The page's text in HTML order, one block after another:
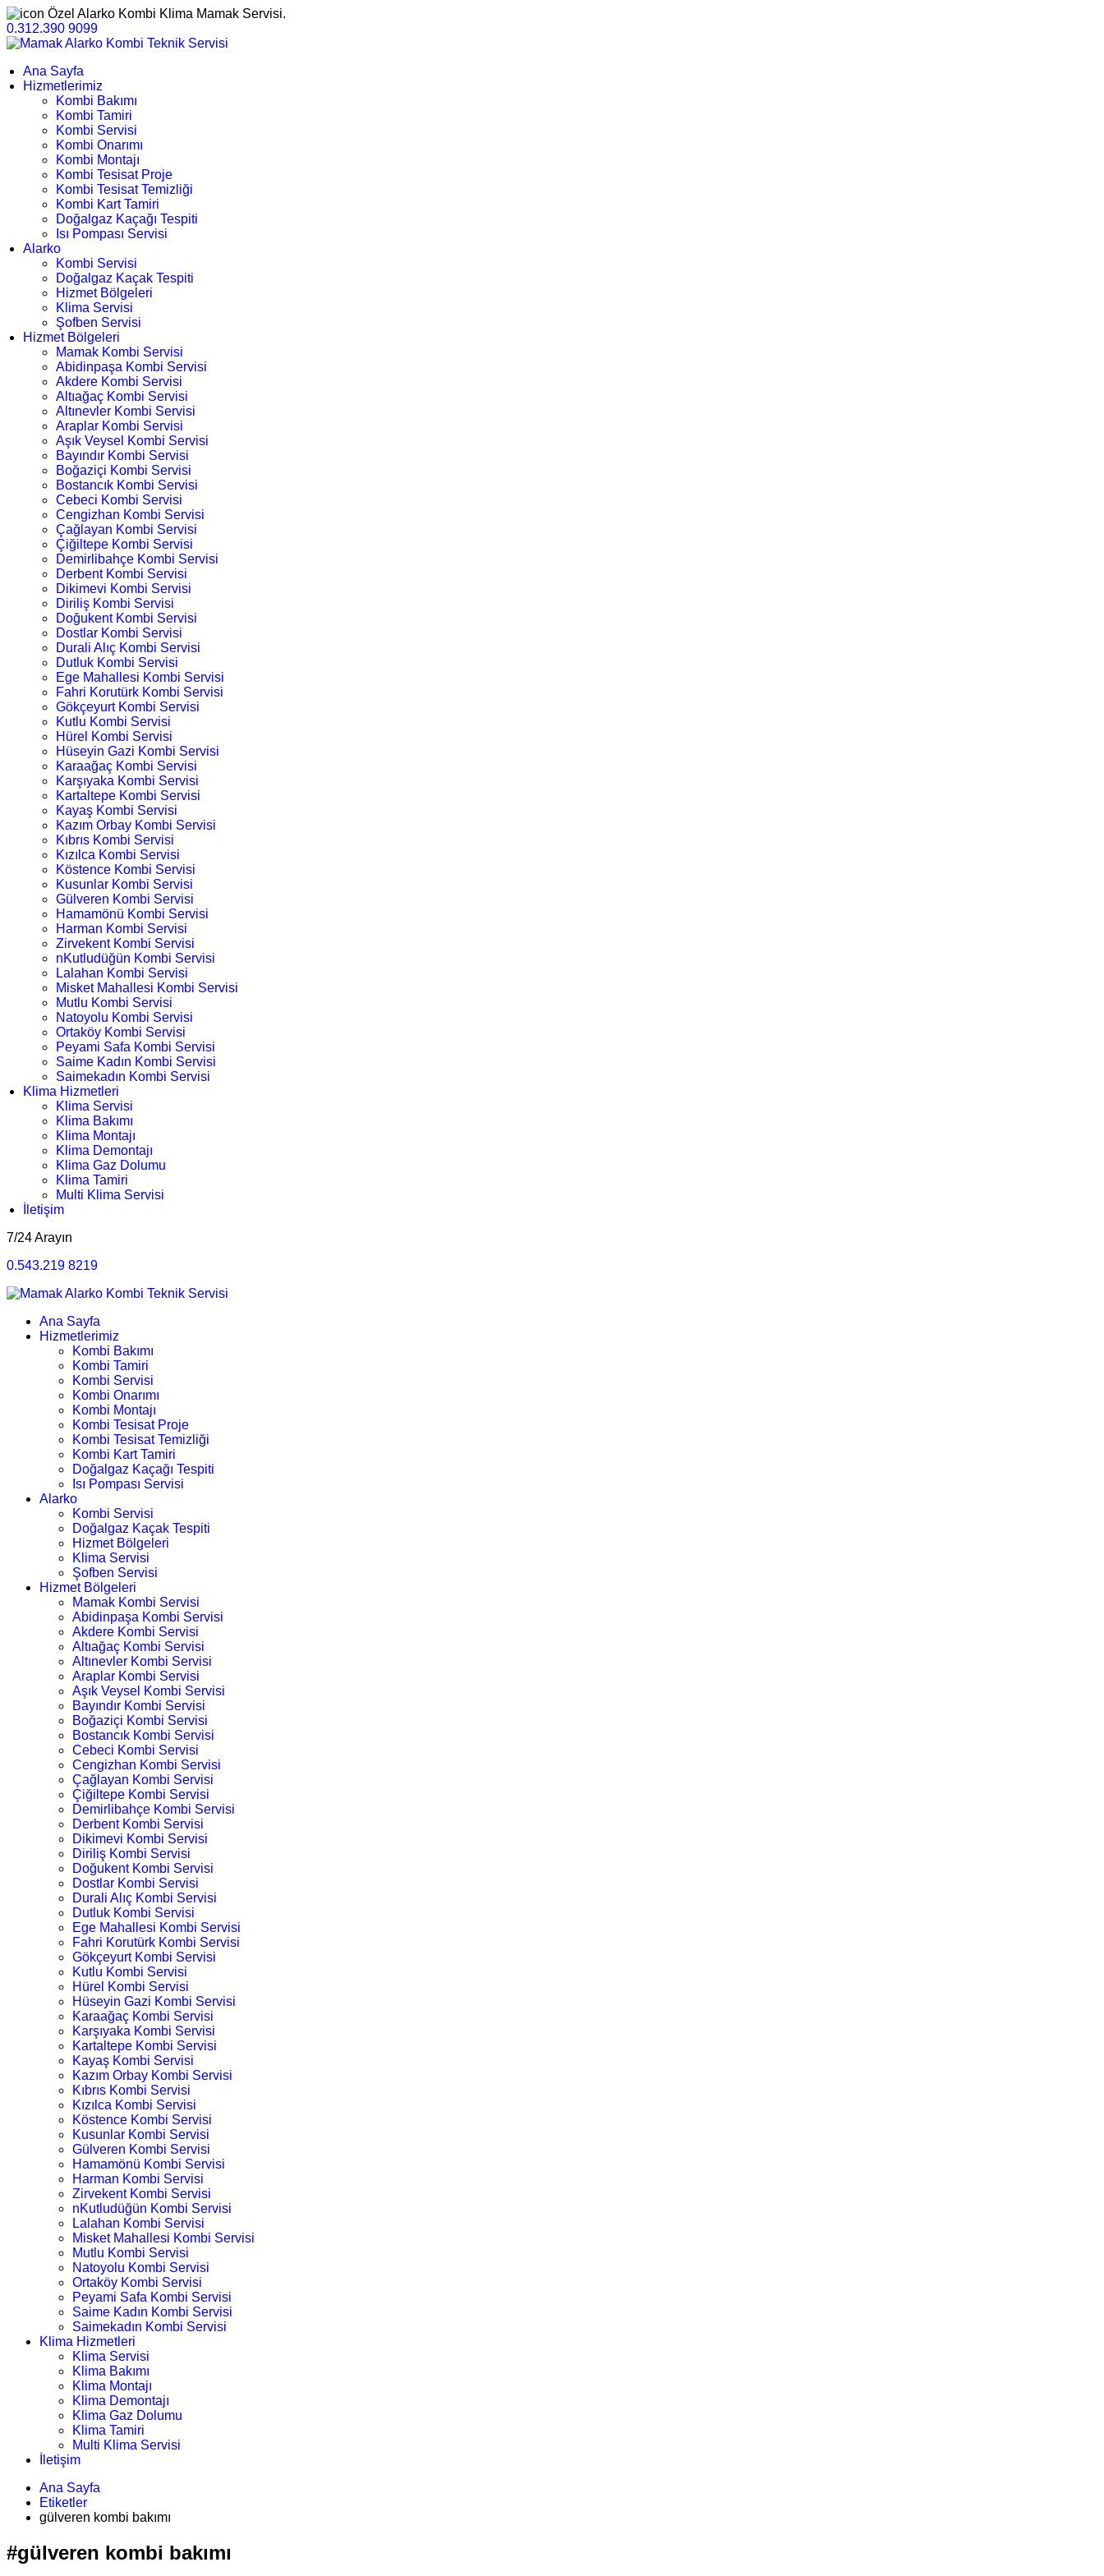
Özel Alarko Kombi Klima Mamak Servisi.
0.312.390 9099
Ana Sayfa
Hizmetlerimiz
Kombi Bakımı
Kombi Tamiri
Kombi Servisi
Kombi Onarımı
Kombi Montajı
Kombi Tesisat Proje
Kombi Tesisat Temizliği
Kombi Kart Tamiri
Doğalgaz Kaçağı Tespiti
Isı Pompası Servisi
Alarko
Kombi Servisi
Doğalgaz Kaçak Tespiti
Hizmet Bölgeleri
Klima Servisi
Şofben Servisi
Hizmet Bölgeleri
Mamak Kombi Servisi
Abidinpaşa Kombi Servisi
Akdere Kombi Servisi
Altıağaç Kombi Servisi
Altınevler Kombi Servisi
Araplar Kombi Servisi
Aşık Veysel Kombi Servisi
Bayındır Kombi Servisi
Boğaziçi Kombi Servisi
Bostancık Kombi Servisi
Cebeci Kombi Servisi
Cengizhan Kombi Servisi
Çağlayan Kombi Servisi
Çiğiltepe Kombi Servisi
Demirlibahçe Kombi Servisi
Derbent Kombi Servisi
Dikimevi Kombi Servisi
Diriliş Kombi Servisi
Doğukent Kombi Servisi
Dostlar Kombi Servisi
Durali Alıç Kombi Servisi
Dutluk Kombi Servisi
Ege Mahallesi Kombi Servisi
Fahri Korutürk Kombi Servisi
Gökçeyurt Kombi Servisi
Kutlu Kombi Servisi
Hürel Kombi Servisi
Hüseyin Gazi Kombi Servisi
Karaağaç Kombi Servisi
Karşıyaka Kombi Servisi
Kartaltepe Kombi Servisi
Kayaş Kombi Servisi
Kazım Orbay Kombi Servisi
Kıbrıs Kombi Servisi
Kızılca Kombi Servisi
Köstence Kombi Servisi
Kusunlar Kombi Servisi
Gülveren Kombi Servisi
Hamamönü Kombi Servisi
Harman Kombi Servisi
Zirvekent Kombi Servisi
nKutludüğün Kombi Servisi
Lalahan Kombi Servisi
Misket Mahallesi Kombi Servisi
Mutlu Kombi Servisi
Natoyolu Kombi Servisi
Ortaköy Kombi Servisi
Peyami Safa Kombi Servisi
Saime Kadın Kombi Servisi
Saimekadın Kombi Servisi
Klima Hizmetleri
Klima Servisi
Klima Bakımı
Klima Montajı
Klima Demontajı
Klima Gaz Dolumu
Klima Tamiri
Multi Klima Servisi
İletişim
7/24 Arayın
0.543.219 8219
Ana Sayfa
Hizmetlerimiz
Kombi Bakımı
Kombi Tamiri
Kombi Servisi
Kombi Onarımı
Kombi Montajı
Kombi Tesisat Proje
Kombi Tesisat Temizliği
Kombi Kart Tamiri
Doğalgaz Kaçağı Tespiti
Isı Pompası Servisi
Alarko
Kombi Servisi
Doğalgaz Kaçak Tespiti
Hizmet Bölgeleri
Klima Servisi
Şofben Servisi
Hizmet Bölgeleri
Mamak Kombi Servisi
Abidinpaşa Kombi Servisi
Akdere Kombi Servisi
Altıağaç Kombi Servisi
Altınevler Kombi Servisi
Araplar Kombi Servisi
Aşık Veysel Kombi Servisi
Bayındır Kombi Servisi
Boğaziçi Kombi Servisi
Bostancık Kombi Servisi
Cebeci Kombi Servisi
Cengizhan Kombi Servisi
Çağlayan Kombi Servisi
Çiğiltepe Kombi Servisi
Demirlibahçe Kombi Servisi
Derbent Kombi Servisi
Dikimevi Kombi Servisi
Diriliş Kombi Servisi
Doğukent Kombi Servisi
Dostlar Kombi Servisi
Durali Alıç Kombi Servisi
Dutluk Kombi Servisi
Ege Mahallesi Kombi Servisi
Fahri Korutürk Kombi Servisi
Gökçeyurt Kombi Servisi
Kutlu Kombi Servisi
Hürel Kombi Servisi
Hüseyin Gazi Kombi Servisi
Karaağaç Kombi Servisi
Karşıyaka Kombi Servisi
Kartaltepe Kombi Servisi
Kayaş Kombi Servisi
Kazım Orbay Kombi Servisi
Kıbrıs Kombi Servisi
Kızılca Kombi Servisi
Köstence Kombi Servisi
Kusunlar Kombi Servisi
Gülveren Kombi Servisi
Hamamönü Kombi Servisi
Harman Kombi Servisi
Zirvekent Kombi Servisi
nKutludüğün Kombi Servisi
Lalahan Kombi Servisi
Misket Mahallesi Kombi Servisi
Mutlu Kombi Servisi
Natoyolu Kombi Servisi
Ortaköy Kombi Servisi
Peyami Safa Kombi Servisi
Saime Kadın Kombi Servisi
Saimekadın Kombi Servisi
Klima Hizmetleri
Klima Servisi
Klima Bakımı
Klima Montajı
Klima Demontajı
Klima Gaz Dolumu
Klima Tamiri
Multi Klima Servisi
İletişim
Ana Sayfa
Etiketler
gülveren kombi bakımı
#gülveren kombi bakımı